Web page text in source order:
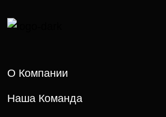
О Компании
Наша Команда